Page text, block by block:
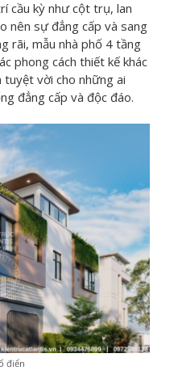
cầu kỳ như cột trụ, lan
nên sự đẳng cấp và sang
rãi, mẫu nhà phố 4 tầng
phong cách thiết kế khác
tuyệt vời cho những ai
đẳng cấp và độc đáo.
điển